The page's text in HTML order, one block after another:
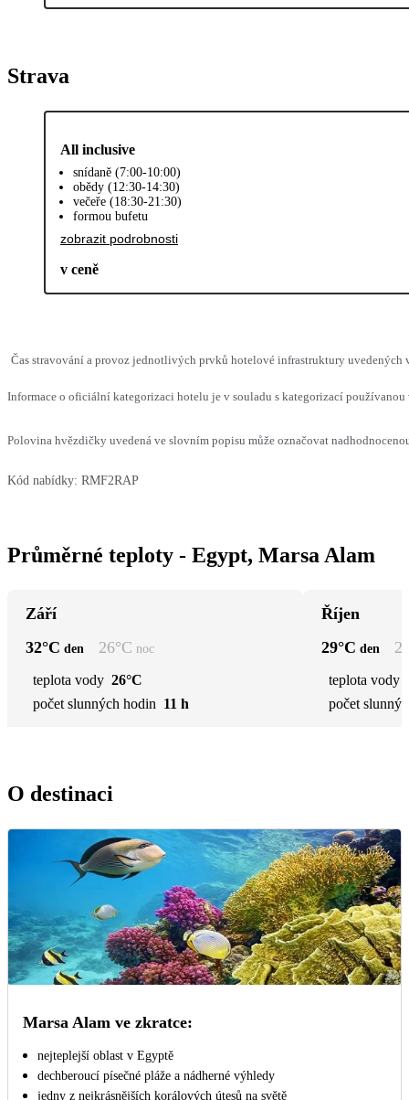
Strava
All inclusive
snídaně (7:00-10:00)
obědy (12:30-14:30)
večeře (18:30-21:30)
formou bufetu
zobrazit podrobnosti
v ceně
Čas stravování a provoz jednotlivých prvků hotelové infrastruktury uvedených
Informace o oficiální kategorizaci hotelu je v souladu s kategorizací
Polovina hvězdičky uvedená ve slovním popisu může označovat
Kód nabídky: RMF2RAP
Průměrné teploty - Egypt, Marsa Alam
Září
32°C den 26°C noc
teplota vody 26°C
počet slunných hodin 11 h
Říjen
29°C den
teplota vody
počet
O destinaci
Marsa Alam ve zkratce:
nejteplejší oblast v Egyptě
dechberoucí písečné pláže a nádherné výhledy
jedny z nejkrásnějších korálových útesů na světě